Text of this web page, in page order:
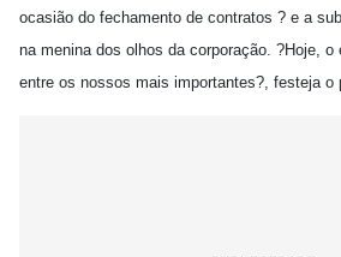
ocasião do fechamento de contratos ? e a
na menina dos olhos da corporação. ?Hoje,
entre os nossos mais importantes?, festeja o